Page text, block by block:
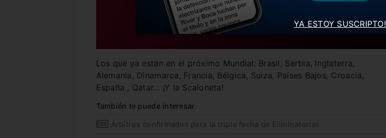
Los que ya están en el próximo Mundial: Brasil, Serbia, Inglaterra,
Alemania, Dinamarca, Francia, Bélgica, Suiza, Países Bajos, Croacia,
España , Qatar… ¡Y la Scaloneta!
También te puede interesar
Árbitros confirmados para la triple fecha de Eliminatorias
YA ESTOY SUSCRIPTO!